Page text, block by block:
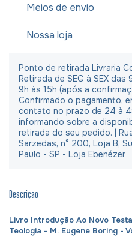
Meios de envio
Nossa loja
Ponto de retirada Livraria
Retirada de SEG à SEX das
9h às 15h (após a
Confirmado o pagamento,
contato no prazo de 24 à
informando sobre a
retirada do seu pedido. |
Sarzedas, n° 200, Loja B,
Paulo - SP - Loja Ebenézer
Descrição
Livro Introdução Ao Novo
Teologia - M. Eugene Boring -